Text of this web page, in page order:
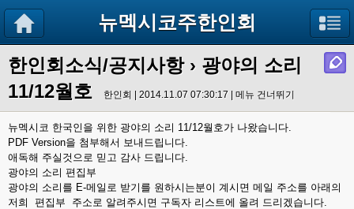
뉴멕시코주한인회
한인회소식/공지사항› 광야의 소리
11/12월호
한인회 | 2014.11.07 07:30:17 | 메뉴 건너뛰기
뉴멕시코 한국인을 위한 광야의 소리 11/12월호가 나왔습니다.
PDF Version을 첨부해서 보내드립니다.
애독해 주실것으로 믿고 감사 드립니다.
광야의 소리 편집부
광야의 소리를 E-메일로 받기를 원하시는분이 계시면 메일 주소를 아래의
저희 편집부 주소로 알려주시면 구독자 리스트에 올려 드리겠습니다.